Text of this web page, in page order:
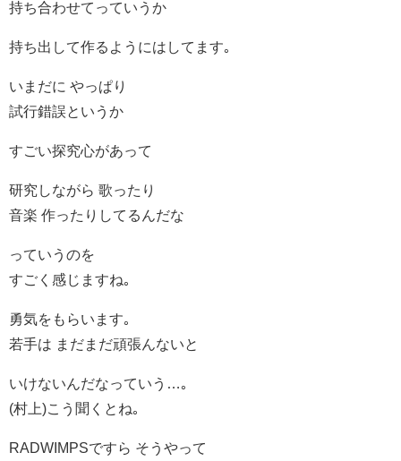
持ち合わせてっていうか
持ち出して作るようにはしてます｡
いまだに やっぱり
試行錯誤というか
すごい探究心があって
研究しながら 歌ったり
音楽 作ったりしてるんだな
っていうのを
すごく感じますね｡
勇気をもらいます｡
若手は まだまだ頑張んないと
いけないんだなっていう…｡
(村上)こう聞くとね｡
RADWIMPSですら そうやって